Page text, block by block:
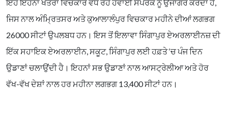
ਇਹ ਇਹਨਾਂ ਖੇਤਰਾਂ ਵਿਚਕਾਰ ਵਧ ਰਹੇ ਹਵਾਈ ਸੰਪਰਕ ਨੂੰ ਉਜਾਗਰ ਕਰਦਾ ਹੈ,
ਜਿਸ ਨਾਲ ਅੰਮ੍ਰਿਤਸਰ ਅਤੇ ਕੁਆਲਾਲੰਪੁਰ ਵਿਚਕਾਰ ਮਹੀਨੇ ਦੀਆਂ ਲਗਭਗ
26000 ਸੀਟਾਂ ਉਪਲਬਧ ਹਨ। ਇਸ ਤੋਂ ਇਲਾਵਾ ਸਿੰਗਾਪੁਰ ਏਅਰਲਾਈਨਜ਼ ਦੀ
ਇੱਕ ਸਹਾਇਕ ਏਅਰਲਾਈਨ, ਸਕੂਟ, ਸਿੰਗਾਪੁਰ ਲਈ ਹਫ਼ਤੇ ‘ਚ ਪੰਜ ਦਿਨ
ਉਡਾਣਾਂ ਚਲਾਉਂਦੀ ਹੈ। ਇਹਨਾਂ ਸਭ ਉਡਾਣਾਂ ਨਾਲ ਆਸਟ੍ਰੇਲੀਆ ਅਤੇ ਹੋਰ
ਵੱਖ-ਵੱਖ ਦੇਸ਼ਾਂ ਨਾਲ ਹਰ ਮਹੀਨਾ ਲਗਭਗ 13,400 ਸੀਟਾਂ ਹਨ।